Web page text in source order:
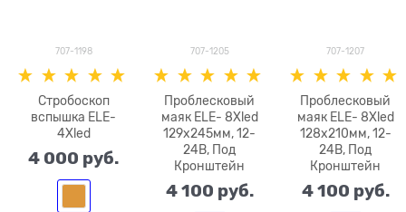
707-1198
Стробоскоп
вспышка ELE-
4Хled
4 000 руб.
707-1205
Проблесковый
маяк ELE- 8Xled
129x245мм, 12-
24В, Под
Кронштейн
4 100 руб.
707-1207
Проблесковый
маяк ELE- 8Xled
128х210мм, 12-
24В, Под
Кронштейн
4 100 руб.